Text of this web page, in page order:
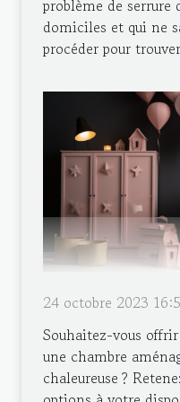
problème de serrure
domiciles et qui ne
procéder pour
24 octobre 2023
Souhaitez-vous
une chambre
chaleureuse ?